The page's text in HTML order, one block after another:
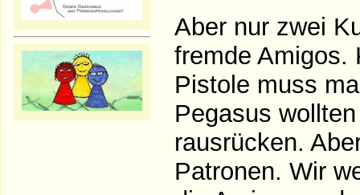
Aber nur zwei
fremde Amigos.
Pistole muss
Pegasus
rausrücken.
Patronen. Wir